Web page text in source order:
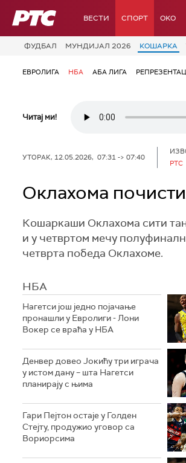
РТС ВЕСТИ СПОРТ OKO
ФУДБАЛ МУНДИЈАЛ 2026 КОШАРКА
ЕВРОЛИГА НБА АБА ЛИГА
Читај ми!
УТОРАК, 12.05.2026, 07:31 -> 07:40
РТС
Оклахома
Кошаркаши Оклахома сити
и у четвртом мечу
четврта победа Оклахоме.
НБА
Нагетси још једно појачање
пронашли у Евролиги - Лони
Вокер се враћа у НБА
Денвер довео Јокићу три играча
у истом дану – шта Нагетси
планирају с њима
Гари Пејтон остаје у Голден
Стејту, продужио уговор са
Вориорсима